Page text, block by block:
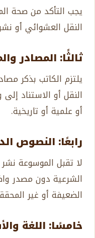
يجب التأكد من صحة
النقل العشوائي أو
ثالثًا: المصادر
يلتزم الكاتب بذكر
النقل أو الاستناد
أو علمية أو تاريخية.
رابعًا: النصوص
لا تقبل الموسوعة نشر
الشرعية دون مصدر
الضعيفة أو غير
خامسًا: اللغة